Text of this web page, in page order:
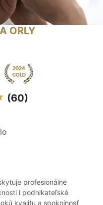
ORLY
(60)
profesionálne
i podnikateľské
kvalitu a spokojnosť